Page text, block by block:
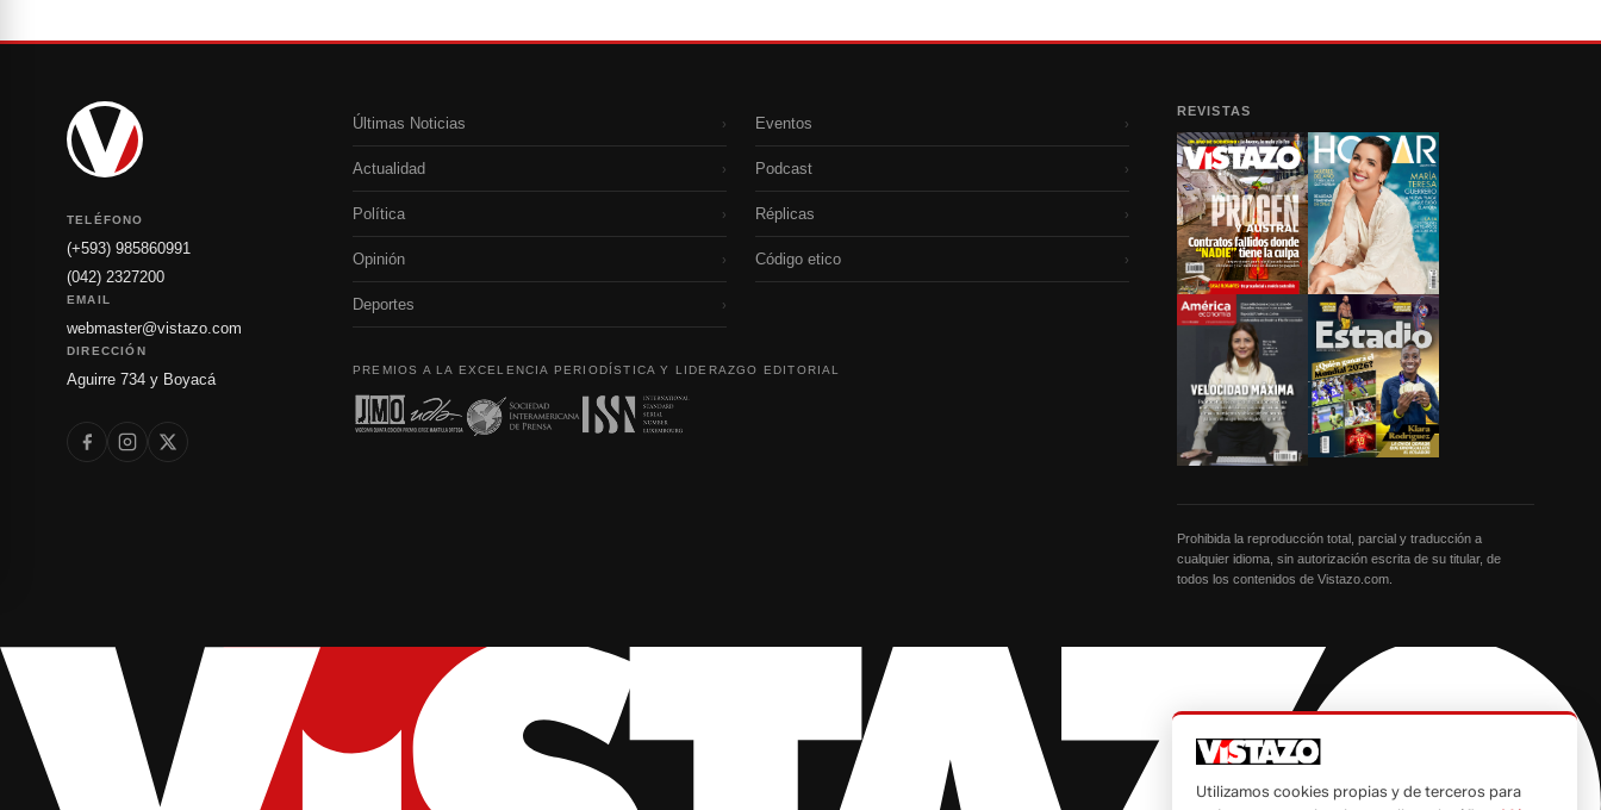
TELÉFONO
(+593) 985860991
(042) 2327200
EMAIL
webmaster@vistazo.com
DIRECCIÓN
Aguirre 734 y Boyacá
Últimas Noticias ›
Actualidad ›
Política ›
Opinión ›
Deportes ›
Eventos ›
Podcast ›
Réplicas ›
Código etico ›
PREMIOS A LA EXCELENCIA PERIODÍSTICA Y LIDERAZGO EDITORIAL
REVISTAS
Prohibida la reproducción total, parcial y traducción a
cualquier idioma, sin autorización escrita de su titular, de
todos los contenidos de Vistazo.com.
Utilizamos cookies propias y de terceros para